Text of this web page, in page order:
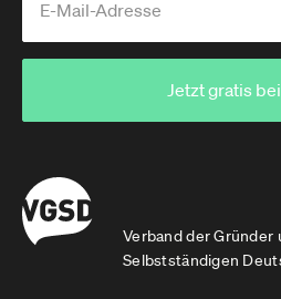
Verband der Gründer
Selbstständigen
Jetzt gratis